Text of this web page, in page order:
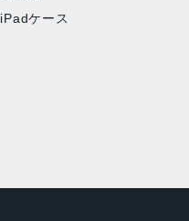
iPadケース